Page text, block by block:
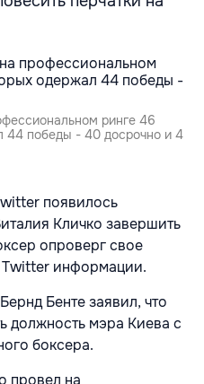
ринге 46
44 победы - 40 досрочно и 4
появилось
Кличко завершить
опроверг свое
Twitter информации.
Бенте заявил, что
должность мэра Киева с
боксера.
провел на